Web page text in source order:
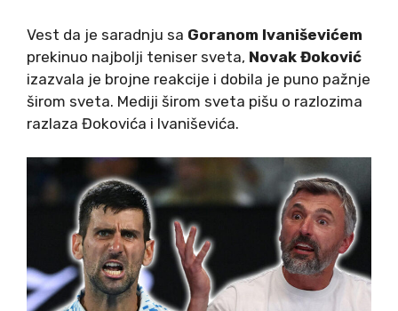
Vest da je saradnju sa Goranom Ivaniševićem
prekinuo najbolji teniser sveta, Novak Đoković
izazvala je brojne reakcije i dobila je puno pažnje
širom sveta. Mediji širom sveta pišu o razlozima
razlaza Đokovića i Ivaniševića.